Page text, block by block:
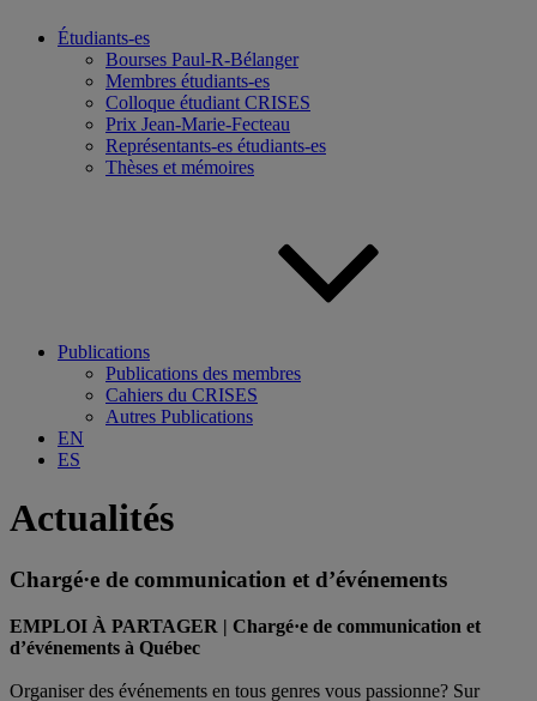
Étudiants-es
Bourses Paul-R-Bélanger
Membres étudiants-es
Colloque étudiant CRISES
Prix Jean-Marie-Fecteau
Représentants-es étudiants-es
Thèses et mémoires
Publications
Publications des membres
Cahiers du CRISES
Autres Publications
EN
ES
Actualités
Chargé·e de communication et d’événements
EMPLOI À PARTAGER | Chargé·e de communication et
d’événements à Québec
Organiser des événements en tous genres vous passionne? Sur